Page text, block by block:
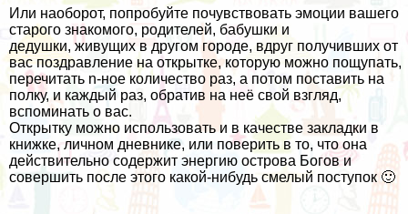
Или наоборот, попробуйте почувствовать эмоции вашего
старого знакомого, родителей, бабушки и
дедушки, живущих в другом городе, вдруг получивших от
вас поздравление на открытке, которую можно пощупать,
перечитать n-ное количество раз, а потом поставить на
полку, и каждый раз, обратив на неё свой взгляд,
вспоминать о вас.
Открытку можно использовать и в качестве закладки в
книжке, личном дневнике, или поверить в то, что она
действительно содержит энергию острова Богов и
совершить после этого какой-нибудь смелый поступок 🙂